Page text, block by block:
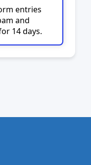
entries
and
14 days.